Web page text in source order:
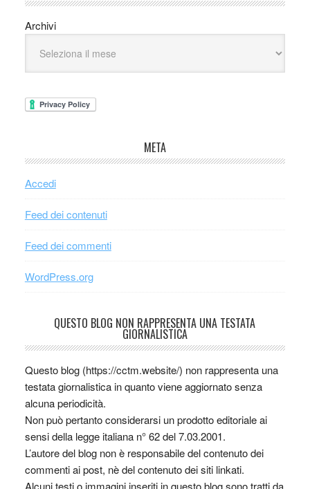
Archivi
META
Accedi
Feed dei contenuti
Feed dei commenti
WordPress.org
QUESTO BLOG NON RAPPRESENTA UNA TESTATA
GIORNALISTICA
Questo blog (https://cctm.website/) non rappresenta una
testata giornalistica in quanto viene aggiornato senza
alcuna periodicità.
Non può pertanto considerarsi un prodotto editoriale ai
sensi della legge italiana n° 62 del 7.03.2001.
L’autore del blog non è responsabile del contenuto dei
commenti ai post, nè del contenuto dei siti linkati.
Alcuni testi o immagini inseriti in questo blog sono tratti da